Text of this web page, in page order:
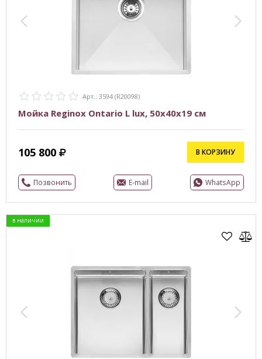
Арт.: 3594 (R20098)
Мойка Reginox Ontario L lux, 50x40х19 см
105 800 В КОРЗИНУ
Позвонить E-mail WhatsApp
в наличии